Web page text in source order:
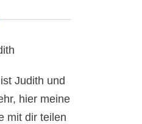
Judith und
hier meine
mit dir teilen